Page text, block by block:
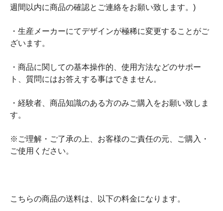
週間以内に商品の確認とご連絡をお願い致します。)
・生産メーカーにてデザインが極稀に変更することがご
ざいます。
・商品に関しての基本操作的、使用方法などのサポー
ト、質問にはお答えする事はできません。
・経験者、商品知識のある方のみご購入をお願い致しま
す。
※ご理解・ご了承の上、お客様のご責任の元、ご購入・
ご使用ください。
こちらの商品の送料は、以下の料金になります。